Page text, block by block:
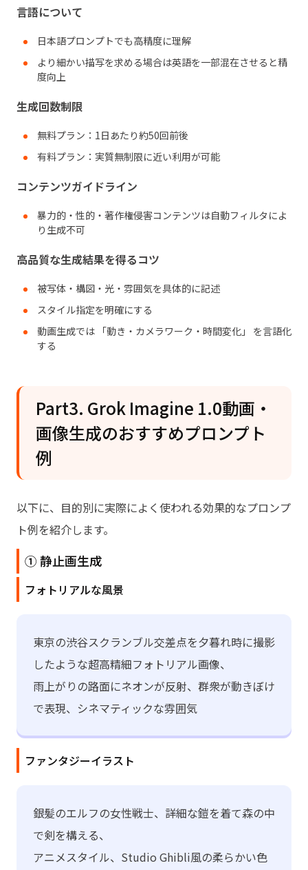
言語について
日本語プロンプトでも高精度に理解
より細かい描写を求める場合は英語を一部混在させると精
度向上
生成回数制限
無料プラン：1日あたり約50回前後
有料プラン：実質無制限に近い利用が可能
コンテンツガイドライン
暴力的・性的・著作権侵害コンテンツは自動フィルタによ
り生成不可
高品質な生成結果を得るコツ
被写体・構図・光・雰囲気を具体的に記述
スタイル指定を明確にする
動画生成では 「動き・カメラワーク・時間変化」 を言語化
する
Part3. Grok Imagine 1.0動画・
画像生成のおすすめプロンプト
例
以下に、目的別に実際によく使われる効果的なプロンプ
ト例を紹介します。
① 静止画生成
フォトリアルな風景
東京の渋谷スクランブル交差点を夕暮れ時に撮影
したような超高精細フォトリアル画像、
雨上がりの路面にネオンが反射、群衆が動きぼけ
で表現、シネマティックな雰囲気
ファンタジーイラスト
銀髪のエルフの女性戦士、詳細な鎧を着て森の中
で剣を構える、
アニメスタイル、Studio Ghibli風の柔らかい色